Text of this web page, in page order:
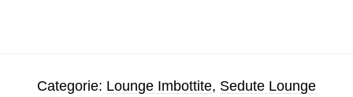
Categorie: Lounge Imbottite, Sedute Lounge